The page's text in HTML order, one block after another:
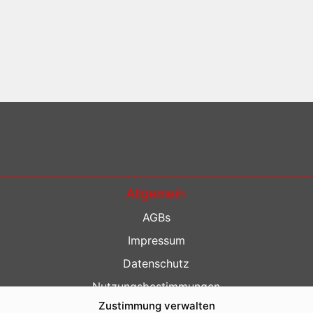
Zustimmung verwalten
Allgemein
AGBs
Impressum
Datenschutz
Nutzungsbestimmungen
Kontakt